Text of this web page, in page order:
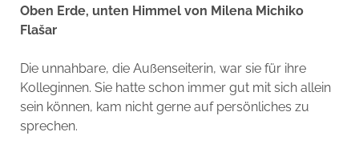
Oben Erde, unten Himmel von Milena Michiko
Flašar
Die unnahbare, die Außenseiterin, war sie für ihre
Kolleginnen. Sie hatte schon immer gut mit sich allein
sein können, kam nicht gerne auf persönliches zu
sprechen.